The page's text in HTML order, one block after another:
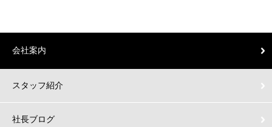
会社案内
スタッフ紹介
社長ブログ